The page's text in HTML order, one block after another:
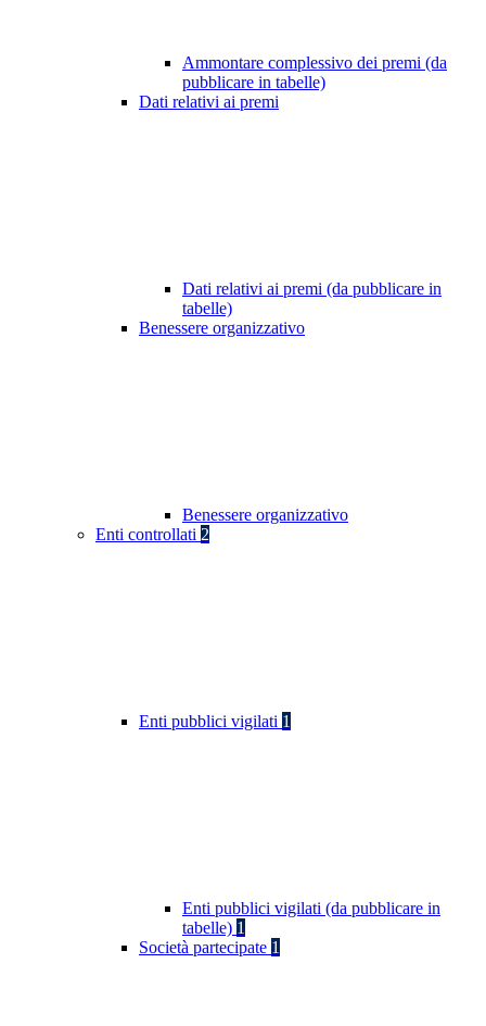
Ammontare complessivo dei premi (da
pubblicare in tabelle)
Dati relativi ai premi
Dati relativi ai premi (da pubblicare in
tabelle)
Benessere organizzativo
Benessere organizzativo
Enti controllati 2
Enti pubblici vigilati 1
Enti pubblici vigilati (da pubblicare in
tabelle) 1
Società partecipate 1